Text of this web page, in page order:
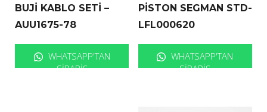
BUJİ KABLO SETİ –
AUU1675-78
WHATSAPP'TAN
SIPARIŞ
PİSTON SEGMAN STD-
LFL000620
WHATSAPP'TAN
SIPARIŞ